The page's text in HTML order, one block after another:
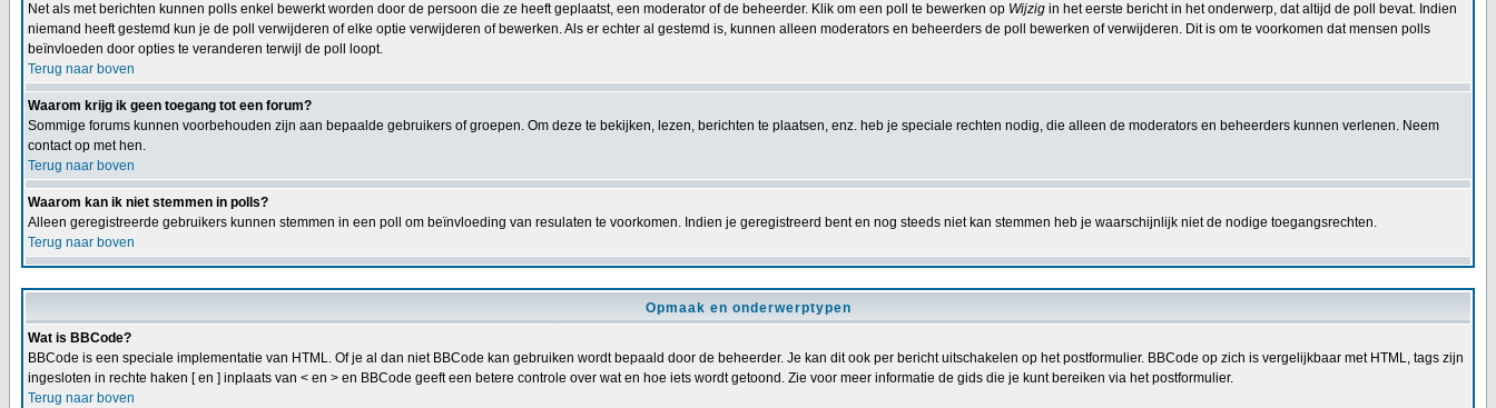
Net als met berichten kunnen polls enkel bewerkt worden door de persoon die ze heeft geplaatst, een moderator of de beheerder. Klik om een poll te bewerken op Wijzig in het eerste bericht in het onderwerp, dat altijd de poll bevat. Indien
niemand heeft gestemd kun je de poll verwijderen of elke optie verwijderen of bewerken. Als er echter al gestemd is, kunnen alleen moderators en beheerders de poll bewerken of verwijderen. Dit is om te voorkomen dat mensen polls
beïnvloeden door opties te veranderen terwijl de poll loopt.
Terug naar boven
Waarom krijg ik geen toegang tot een forum?
Sommige forums kunnen voorbehouden zijn aan bepaalde gebruikers of groepen. Om deze te bekijken, lezen, berichten te plaatsen, enz. heb je speciale rechten nodig, die alleen de moderators en beheerders kunnen verlenen. Neem
contact op met hen.
Terug naar boven
Waarom kan ik niet stemmen in polls?
Alleen geregistreerde gebruikers kunnen stemmen in een poll om beïnvloeding van resulaten te voorkomen. Indien je geregistreerd bent en nog steeds niet kan stemmen heb je waarschijnlijk niet de nodige toegangsrechten.
Terug naar boven
Opmaak en onderwerptypen
Wat is BBCode?
BBCode is een speciale implementatie van HTML. Of je al dan niet BBCode kan gebruiken wordt bepaald door de beheerder. Je kan dit ook per bericht uitschakelen op het postformulier. BBCode op zich is vergelijkbaar met HTML, tags zijn
ingesloten in rechte haken [ en ] inplaats van < en > en BBCode geeft een betere controle over wat en hoe iets wordt getoond. Zie voor meer informatie de gids die je kunt bereiken via het postformulier.
Terug naar boven